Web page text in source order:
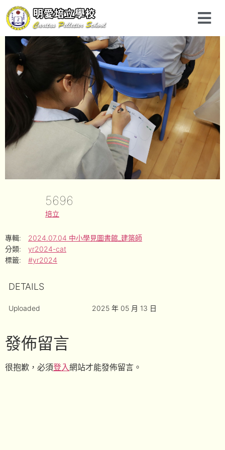
5696
培立
專輯:
2024.07.04 中小學見圖書館_建築師
分類:
yr2024-cat
標籤:
#yr2024
DETAILS
Uploaded 2025 年 05 月 13 日
發佈留言
很抱歉，必須登入網站才能發佈留言。